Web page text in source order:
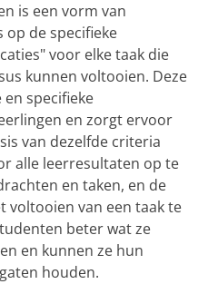
is een vorm van
de specifieke
voor elke taak die
kunnen voltooien. Deze
specifieke
en zorgt ervoor
van dezelfde criteria
alle leerresultaten op te
en taken, en de
voltooien van een taak te
beter wat ze
en kunnen ze hun
houden.